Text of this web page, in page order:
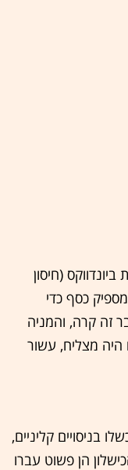
(חיסון
כסף כדי
זה קרה, והמניה
היה מצליח, עשור
בניסויים קליניים,
הן פשוט עברו